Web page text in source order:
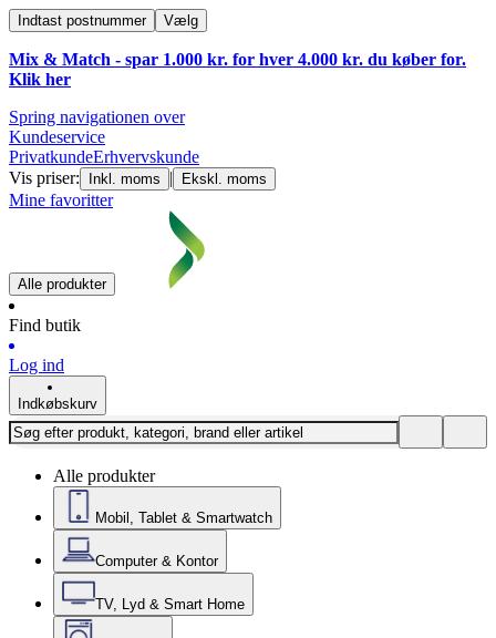
Indtast postnummer Vælg
Mix & Match - spar 1.000 kr. for hver 4.000 kr. du køber for.
Klik her
Spring navigationen over
Kundeservice
PrivatkundeErhvervskunde
Vis priser:
Inkl. moms | Ekskl. moms
Mine favoritter
Alle produkter
Find butik
Log ind
Indkøbskurv
Alle produkter
Mobil, Tablet & Smartwatch
Computer & Kontor
TV, Lyd & Smart Home